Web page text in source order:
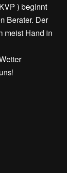
) beginnt
Berater. Der
meist Hand in